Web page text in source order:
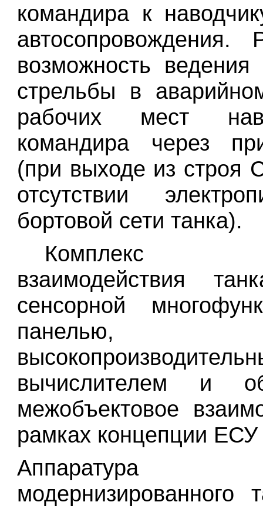
командира к
автосопровождения.
возможность ведения
стрельбы в
рабочих мест
командира через
(при выходе из строя
отсутствии
бортовой сети танка).
Комплекс
взаимодействия
сенсорной
панелью,
вычислителем и
межобъектовое
рамках концепции
модернизированного